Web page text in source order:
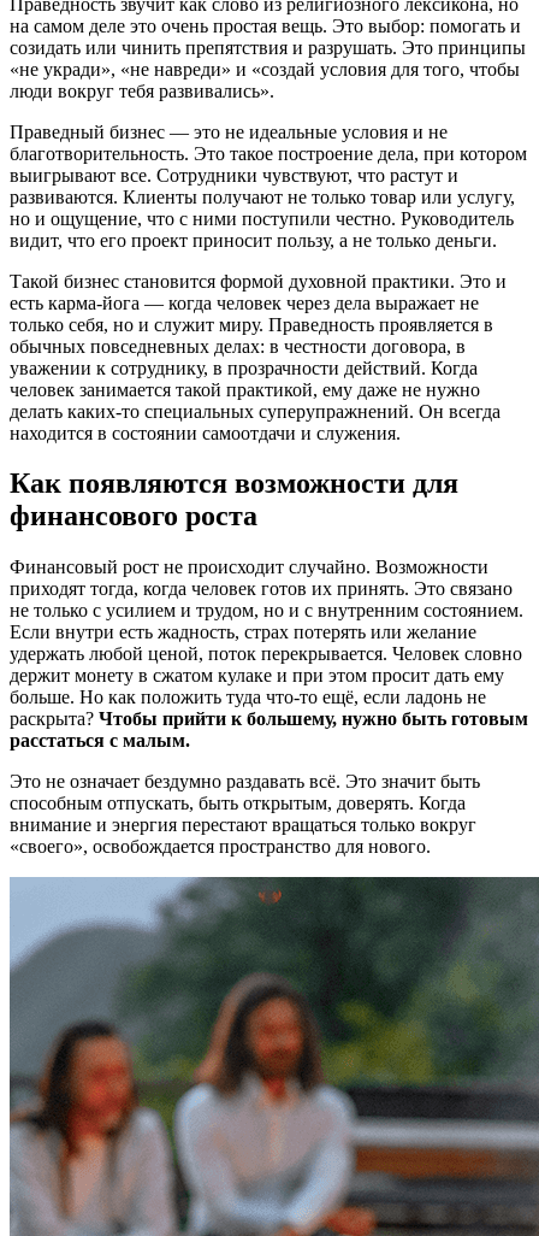
на самом деле это очень простая вещь. Это выбор: помогать и
созидать или чинить препятствия и разрушать. Это принципы
«не укради», «не навреди» и «создай условия для того, чтобы
люди вокруг тебя развивались».
Праведный бизнес — это не идеальные условия и не
благотворительность. Это такое построение дела, при котором
выигрывают все. Сотрудники чувствуют, что растут и
развиваются. Клиенты получают не только товар или услугу,
но и ощущение, что с ними поступили честно. Руководитель
видит, что его проект приносит пользу, а не только деньги.
Такой бизнес становится формой духовной практики. Это и
есть карма-йога — когда человек через дела выражает не
только себя, но и служит миру. Праведность проявляется в
обычных повседневных делах: в честности договора, в
уважении к сотруднику, в прозрачности действий. Когда
человек занимается такой практикой, ему даже не нужно
делать каких-то специальных суперупражнений. Он всегда
находится в состоянии самоотдачи и служения.
Как появляются возможности для
финансового роста
Финансовый рост не происходит случайно. Возможности
приходят тогда, когда человек готов их принять. Это связано
не только с усилием и трудом, но и с внутренним состоянием.
Если внутри есть жадность, страх потерять или желание
удержать любой ценой, поток перекрывается. Человек словно
держит монету в сжатом кулаке и при этом просит дать ему
больше. Но как положить туда что-то ещё, если ладонь не
раскрыта? Чтобы прийти к большему, нужно быть готовым
расстаться с малым.
Это не означает бездумно раздавать всё. Это значит быть
способным отпускать, быть открытым, доверять. Когда
внимание и энергия перестают вращаться только вокруг
«своего», освобождается пространство для нового.